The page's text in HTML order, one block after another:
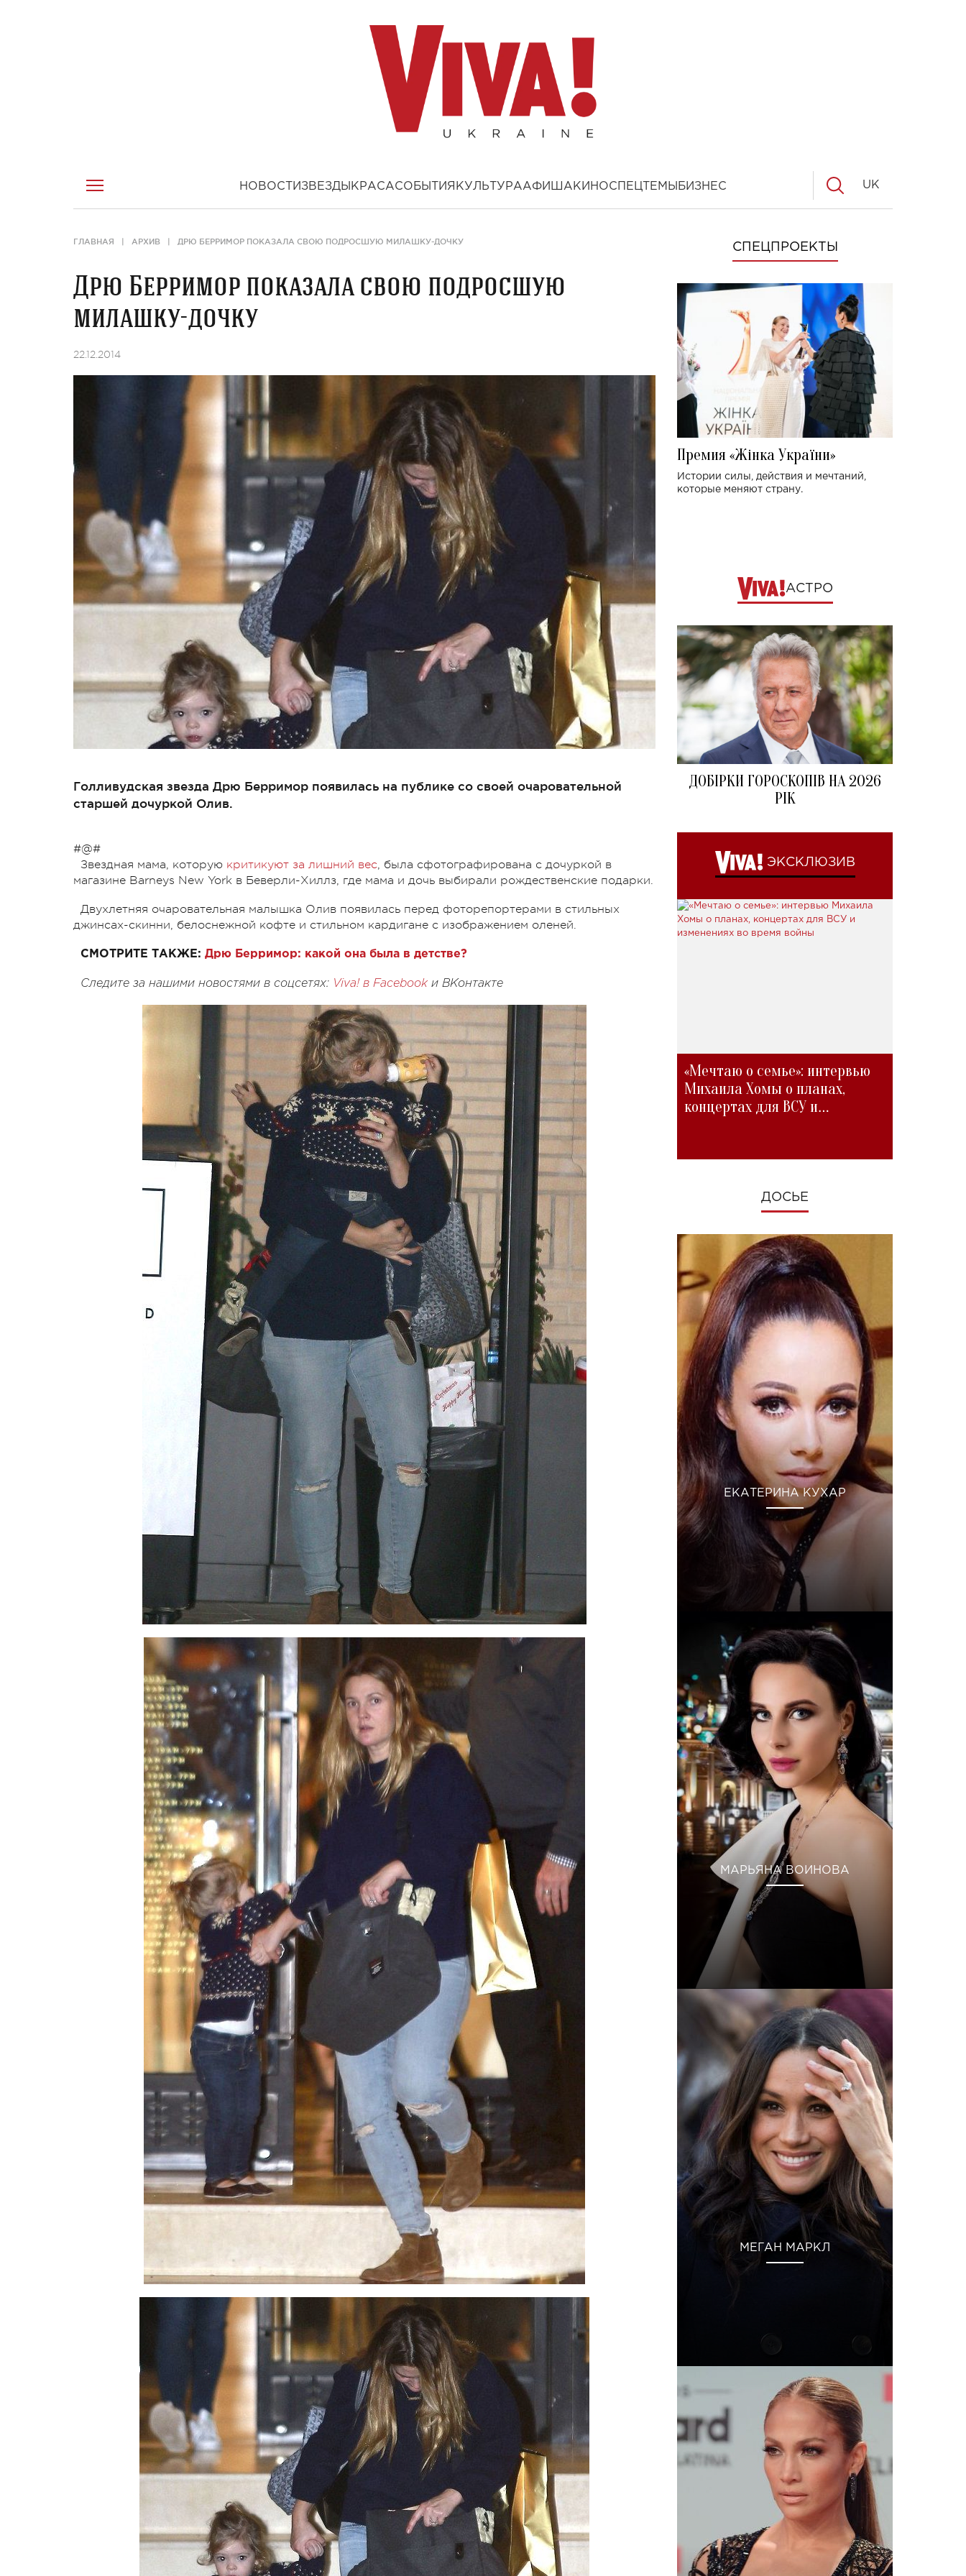
НОВОСТИ ЗВЕЗДЫ КРАСАСОБЫТИЯ КУЛЬТУРААФИША КИНОСПЕЦТЕМЫ БИЗНЕС UK
ГЛАВНАЯ АРХИВ ДРЮ БЕРРИМОР ПОКАЗАЛА СВОЮ ПОДРОСШУЮ МИЛАШКУ-ДОЧКУ
Дрю Берримор показала свою подросшую
милашку-дочку
22.12.2014
Голливудская звезда Дрю Берримор появилась на публике со своей очаровательной
старшей дочуркой Олив.
#@#
Звездная мама, которую критикуют за лишний вес, была сфотографирована с дочуркой в
магазине Barneys New York в Беверли-Хиллз, где мама и дочь выбирали рождественские подарки.
Двухлетняя очаровательная малышка Олив появилась перед фоторепортерами в стильных
джинсах-скинни, белоснежной кофте и стильном кардигане с изображением оленей.
СМОТРИТЕ ТАКЖЕ: Дрю Берримор: какой она была в детстве?
Следите за нашими новостями в соцсетях: Viva! в Facebook и ВКонтакте
СПЕЦПРОЕКТЫ
Премия «Жінка України»
Истории силы, действия и мечтаний,
которые меняют страну.
АСТРО
ДОБІРКИ ГОРОСКОПІВ НА 2026
РІК
ЭКСКЛЮЗИВ
«Мечтаю о семье»: интервью
Михаила Хомы о планах,
концертах для ВСУ и
ДОСЬЕ
ЕКАТЕРИНА КУХАР
МАРЬЯНА ВОИНОВА
МЕГАН МАРКЛ